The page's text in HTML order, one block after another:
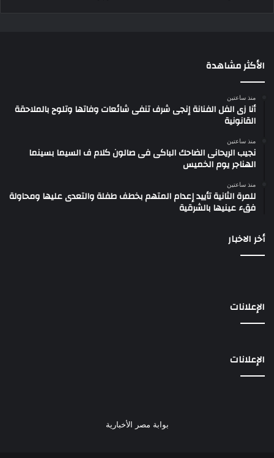
الأكثر مشاهدة
منذ ساعتين
أنا زى الفل الفنانة إنجى شرف تنفى شائعات وفاتها وتلوح بالملاحقة
القانونية
منذ ساعتين
نجيب الريحانى الضاحك الباكى فى صالون كلام ف السيما بسينما
الهناجر يوم الخميس
منذ ساعتين
للمرة الثانية تأييد إعدام المتهم بخطف طفلة والتعدى عليها ومحاولة
فقء عينيها بالشرقية
أخر الاخبار
الإعلانات
الإعلانات
بوابة مصر الأخبارية